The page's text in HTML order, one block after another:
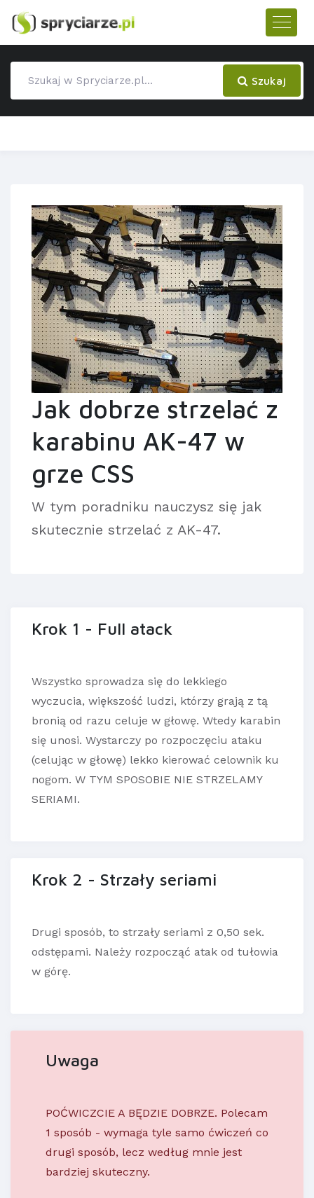
Szukaj
Jak dobrze strzelać z
karabinu AK-47 w
grze CSS
W tym poradniku nauczysz się jak
skutecznie strzelać z AK-47.
Krok 1 - Full atack
Wszystko sprowadza się do lekkiego
wyczucia, większość ludzi, którzy grają z tą
bronią od razu celuje w głowę. Wtedy karabin
się unosi. Wystarczy po rozpoczęciu ataku
(celując w głowę) lekko kierować celownik ku
nogom. W TYM SPOSOBIE NIE STRZELAMY
SERIAMI.
Krok 2 - Strzały seriami
Drugi sposób, to strzały seriami z 0,50 sek.
odstępami. Należy rozpocząć atak od tułowia
w górę.
Uwaga
POĆWICZCIE A BĘDZIE DOBRZE. Polecam
1 sposób - wymaga tyle samo ćwiczeń co
drugi sposób, lecz według mnie jest
bardziej skuteczny.